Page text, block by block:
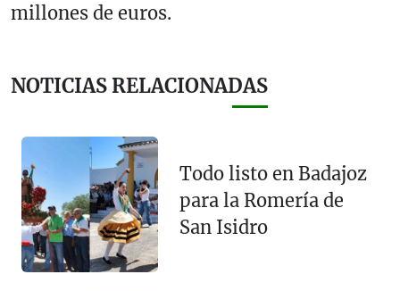
millones de euros.
NOTICIAS RELACIONADAS
Todo listo en Badajoz
para la Romería de
San Isidro